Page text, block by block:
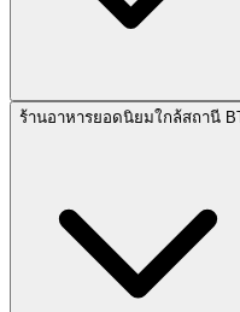
ร้านอาหารยอดนิยมใกล้สถานี